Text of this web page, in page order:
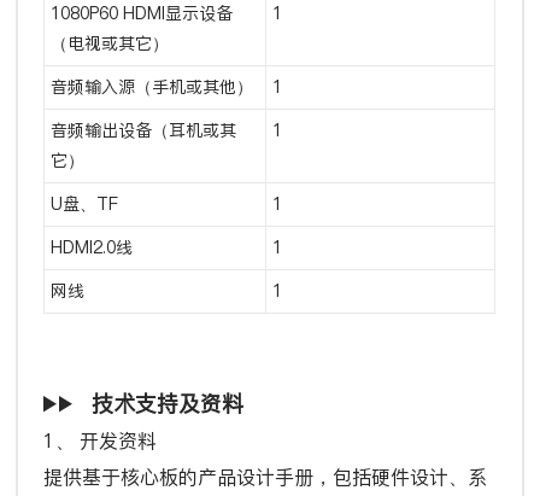
1080P60 HDMI显示设备
（电视或其它）
1
音频输入源（手机或其他） 1
音频输出设备（耳机或其
它）
1
U盘、TF 1
HDMI2.0线 1
网线 1
技术支持及资料
1、 开发资料
提供基于核心板的产品设计手册，包括硬件设计、系